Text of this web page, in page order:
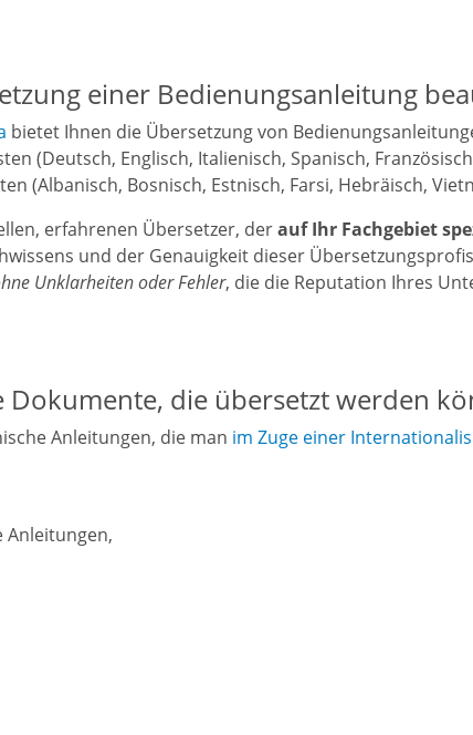
einer Bedienungsanleitung
bietet Ihnen die Übersetzung von
(Deutsch, Englisch, Italienisch, Spanisch,
(Albanisch, Bosnisch, Estnisch, Farsi, Hebräisch,
erfahrenen Übersetzer, derauf Ihr Fachgebiet
und der Genauigkeit dieser
Unklarheiten oder Fehler, die die Reputation Ihres
Dokumente, die übersetzt werden
Anleitungen, die man im Zuge einer
Anleitungen,